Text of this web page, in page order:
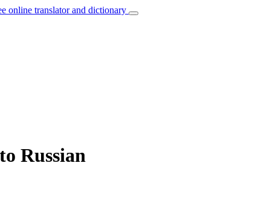
online translator and dictionary
Russian